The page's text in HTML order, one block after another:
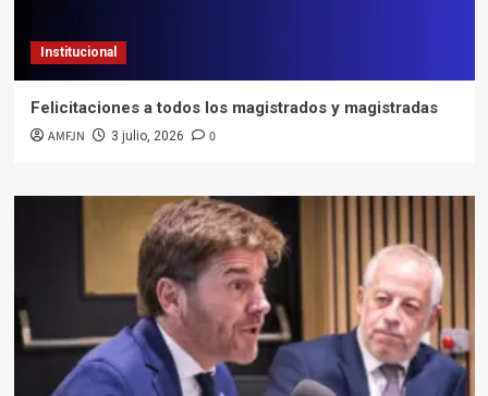
Institucional
Felicitaciones a todos los magistrados y magistradas
AMFJN 3 julio, 2026 0